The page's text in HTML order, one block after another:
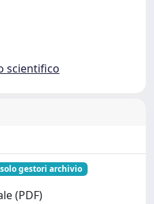
scientifico
solo gestori archivio
(PDF)